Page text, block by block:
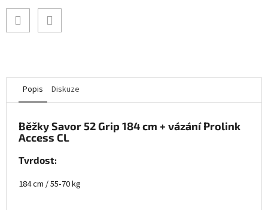
Popis Diskuze
Běžky Savor 52 Grip 184 cm + vázání Prolink
Access CL
Tvrdost:
184 cm / 55-70 kg